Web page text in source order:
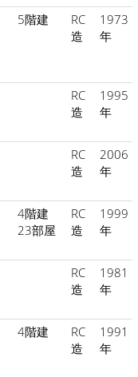
5階建
RC
造
1973
年
RC
造
1995
年
RC
造
2006
年
4階建
23部屋
RC
造
1999
年
RC
造
1981
年
4階建
RC
造
1991
年